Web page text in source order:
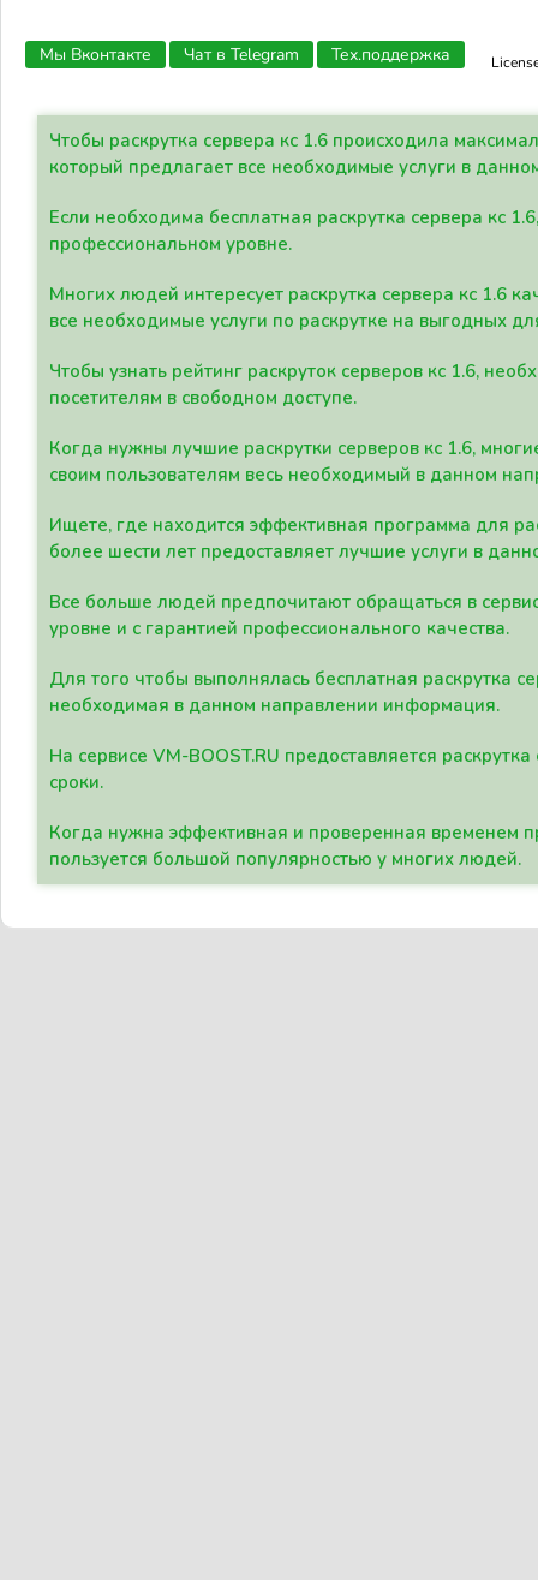
Мы Вконтакте Чат в Telegram Тех.поддержка
Чтобы раскрутка сервера кс 1.6 происходила
который предлагает все необходимые услуги в
Если необходима бесплатная раскрутка сервера кс
профессиональном уровне.
Многих людей интересует раскрутка сервера кс 1.6
все необходимые услуги по раскрутке на выгодных
Чтобы узнать рейтинг раскруток серверов кс 1.6,
посетителям в свободном доступе.
Когда нужны лучшие раскрутки серверов кс 1.6,
своим пользователям весь необходимый в данном
Ищете, где находится эффективная программа для
более шести лет предоставляет лучшие услуги в
Все больше людей предпочитают обращаться в
уровне и с гарантией профессионального качества.
Для того чтобы выполнялась бесплатная раскрутка
необходимая в данном направлении информация.
На сервисе VM-BOOST.RU предоставляется
сроки.
Когда нужна эффективная и проверенная временем
пользуется большой популярностью у многих людей.